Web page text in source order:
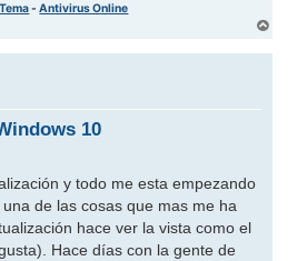
-Antivirus Online
r
10
y todo me esta empezando
de las cosas que mas me ha
hace ver la vista como el
Hace días con la gente de